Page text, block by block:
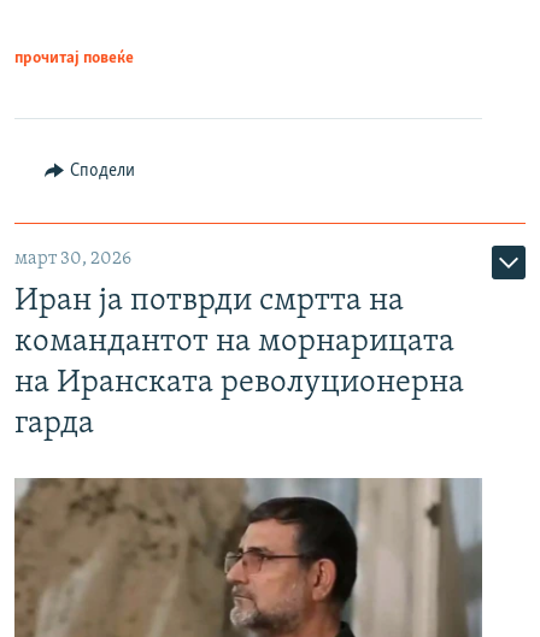
прочитај повеќе
Сподели
март 30, 2026
Иран ја потврди смртта на
командантот на морнарицата
на Иранската револуционерна
гарда